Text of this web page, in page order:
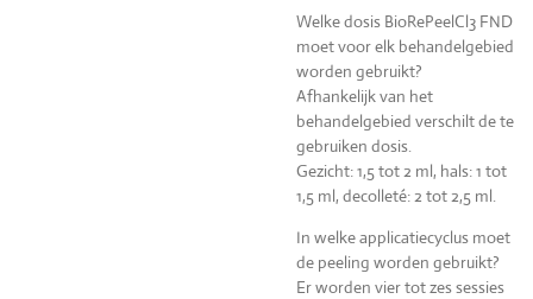
Welke dosis BioRePeelCl3 FND
moet voor elk behandelgebied
worden gebruikt?
Afhankelijk van het
behandelgebied verschilt de te
gebruiken dosis.
Gezicht: 1,5 tot 2 ml, hals: 1 tot
1,5 ml, decolleté: 2 tot 2,5 ml.
In welke applicatiecyclus moet
de peeling worden gebruikt?
Er worden vier tot zes sessies